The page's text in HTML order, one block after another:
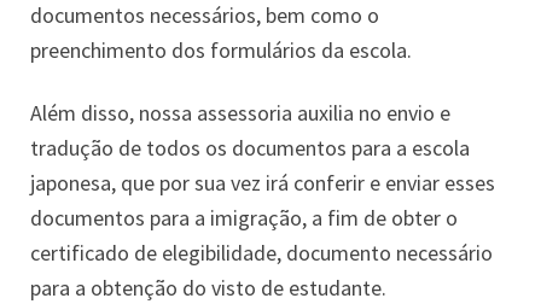
documentos necessários, bem como o
preenchimento dos formulários da escola.
Além disso, nossa assessoria auxilia no envio e
tradução de todos os documentos para a escola
japonesa, que por sua vez irá conferir e enviar esses
documentos para a imigração, a fim de obter o
certificado de elegibilidade, documento necessário
para a obtenção do visto de estudante.